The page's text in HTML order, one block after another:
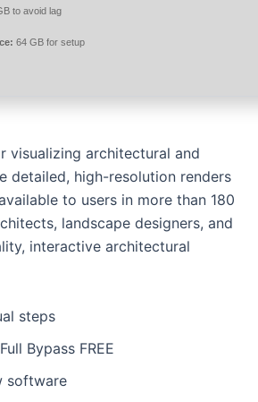
to avoid lag
64 GB for setup
visualizing architectural and
detailed, high-resolution renders
to users in more than 180
landscape designers, and
interactive architectural
steps
Bypass FREE
software